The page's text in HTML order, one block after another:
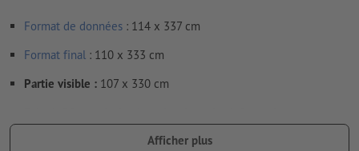
Format de données : 114 x 337 cm
Format final : 110 x 333 cm
Partie visible : 107 x 330 cm
Afficher plus